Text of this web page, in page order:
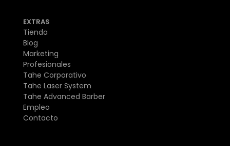
EXTRAS
Tienda
Blog
Marketing
Profesionales
Tahe Corporativo
Tahe Laser System
Tahe Advanced Barber
Empleo
Contacto